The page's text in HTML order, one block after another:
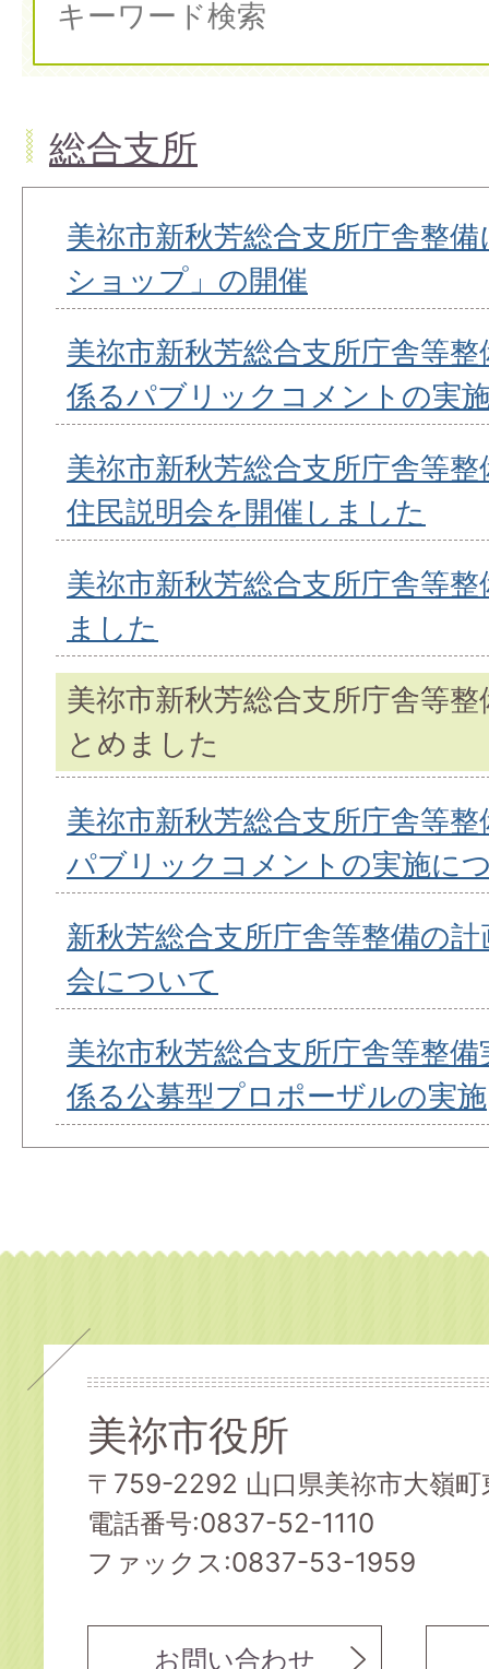
総合支所
美祢市新秋芳総合支所庁舎整
ショップ」の開催
美祢市新秋芳総合支所庁舎等
係るパブリックコメントの実
美祢市新秋芳総合支所庁舎等
住民説明会を開催しました
美祢市新秋芳総合支所庁舎等
ました
美祢市新秋芳総合支所庁舎等
とめました
美祢市新秋芳総合支所庁舎等
パブリックコメントの実施に
新秋芳総合支所庁舎等整備の
会について
美祢市秋芳総合支所庁舎等整
係る公募型プロポーザルの実施
美祢市役所
〒759-2292 山口県美祢市大嶺
電話番号:0837-52-1110
ファックス:0837-53-1959
お問い合わせ